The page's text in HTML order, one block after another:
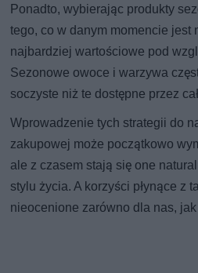
Ponadto, wybierając produkty
tego, co w danym momencie jest
najbardziej wartościowe pod
Sezonowe owoce i warzywa
soczyste niż te dostępne przez
Wprowadzenie tych strategii do
zakupowej może początkowo
ale z czasem stają się one
stylu życia. A korzyści płynące z
nieocenione zarówno dla nas,